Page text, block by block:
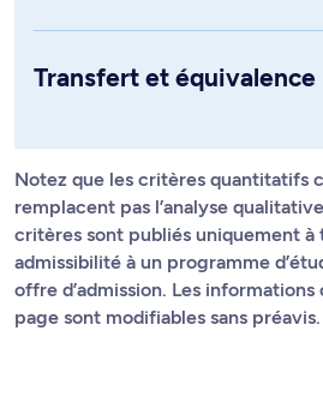
Transfert et équivalence
Notez que les critères quantitatifs
remplacent pas l’analyse
critères sont publiés uniquement
admissibilité à un programme
offre d’admission. Les
page sont modifiables sans préavis.